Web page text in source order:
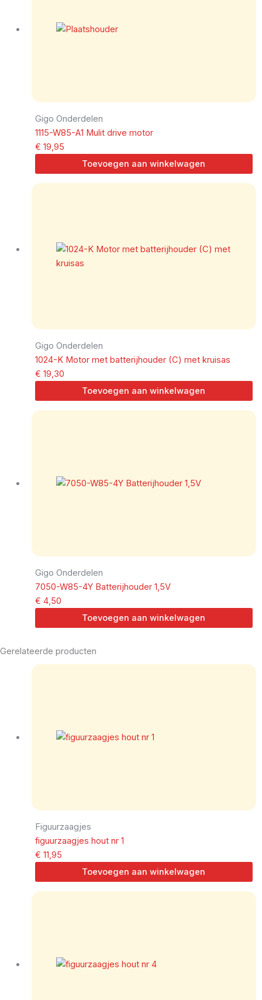
Gigo Onderdelen
1115-W85-A1 Mulit drive motor
€ 19,95
Toevoegen aan winkelwagen
Gigo Onderdelen
1024-K Motor met batterijhouder (C) met kruisas
€ 19,30
Toevoegen aan winkelwagen
Gigo Onderdelen
7050-W85-4Y Batterijhouder 1,5V
€ 4,50
Toevoegen aan winkelwagen
Gerelateerde producten
Figuurzaagjes
figuurzaagjes hout nr 1
€ 11,95
Toevoegen aan winkelwagen